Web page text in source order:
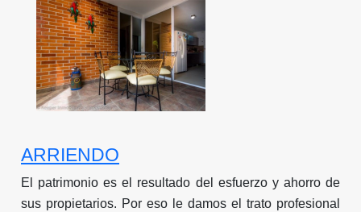
ARRIENDO
El patrimonio es el resultado del esfuerzo y ahorro de
sus propietarios. Por eso le damos el trato profesional